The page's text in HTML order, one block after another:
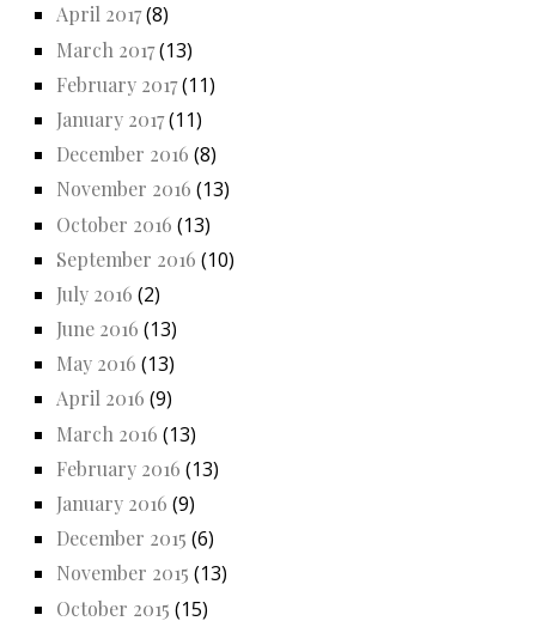
April 2017(8)
March 2017(13)
February 2017(11)
January 2017(11)
December 2016 (8)
November 2016 (13)
October 2016 (13)
September 2016 (10)
July 2016 (2)
June 2016 (13)
May 2016 (13)
April 2016 (9)
March 2016 (13)
February 2016 (13)
January 2016 (9)
December 2015 (6)
November 2015 (13)
October 2015 (15)